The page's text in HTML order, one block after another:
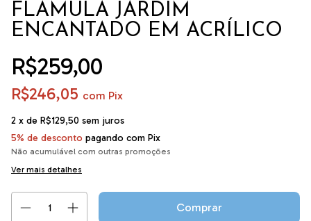
FLÂMULA JARDIM
ENCANTADO EM ACRÍLICO
R$259,00
R$246,05 com Pix
2 x de R$129,50 sem juros
5% de desconto pagando com Pix
Não acumulável com outras promoções
Ver mais detalhes